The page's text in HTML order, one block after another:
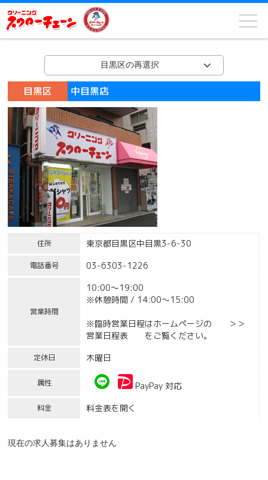
目黒区の再選択
目黒区 中目黒店
住所 東京都目黒区中目黒3-6-30
電話番号 03-6303-1226
営業時間
10:00～19:00
※休憩時間 / 14:00～15:00
※臨時営業日程はホームページの ＞＞
営業日程表 をご覧ください。
定休日 木曜日
属性 PayPay 対応
料金 料金表を開く
現在の求人募集はありません